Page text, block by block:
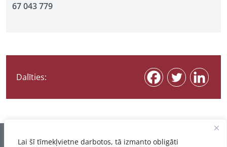
Lai šī tīmekļvietne darbotos, tā izmanto obligāti
67 043 779
Dalīties:
Informācija pēdējo reizi atjaunota 07.08.2026